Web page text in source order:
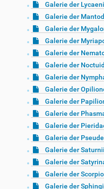
Galerie der
Galerie der
Galerie der
Galerie der
Galerie der
Galerie der
Galerie der
Galerie der
Galerie der
Galerie der
Galerie der
Galerie der
Galerie der
Galerie der
Galerie der
Galerie der